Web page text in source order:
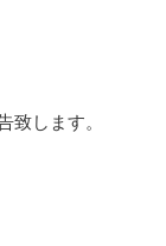
致します。